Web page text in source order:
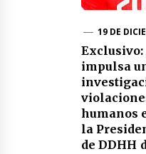
19 DE
impulsa
humanos
la
de DDHH